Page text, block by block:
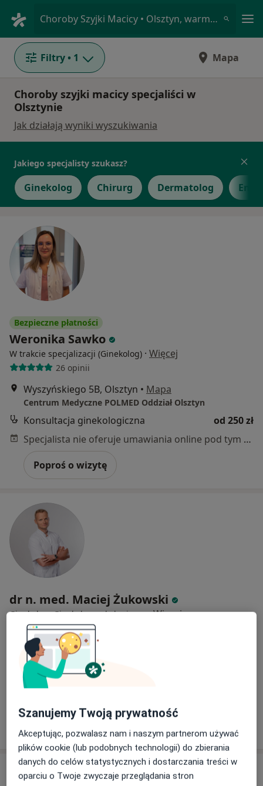
Choroby Szyjki Macicy • Olsztyn, warmińsko-mazurskie
Filtry • 1 Mapa
Choroby szyjki macicy specjaliści w
Olsztynie
Jak działają wyniki wyszukiwania
Jakiego specjalisty szukasz?
Ginekolog Chirurg Dermatolog
Bezpieczne płatności
Weronika Sawko
W trakcie specjalizacji (Ginekolog) · Więcej
26 opinii
Wyszyńskiego 5B, Olsztyn • Mapa
Centrum Medyczne POLMED Oddział Olsztyn
Konsultacja ginekologiczna
od 250 zł
Specjalista nie oferuje umawiania online pod tym adresem.
Poproś o wizytę
dr n. med. Maciej Żukowski
Ginekolog, Ginekolog onkologiczny·Więcej
234 opinie
Leśna 16 lok 4h, Olsztyn
Mia Bella Klinika
Konsultacja ginekologiczna
Szanujemy Twoją prywatność
Akceptując, pozwalasz nam i naszym partnerom używać
plików cookie (lub podobnych technologii) do zbierania
danych do celów statystycznych i dostarczania treści w
oparciu o Twoje zwyczaje przeglądania stron